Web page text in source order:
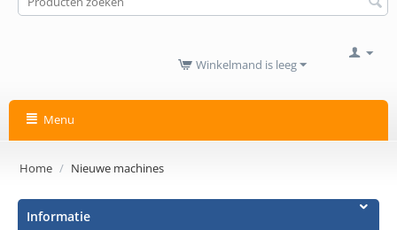
Winkelmand is leeg
Menu
Home / Nieuwe machines
Informatie